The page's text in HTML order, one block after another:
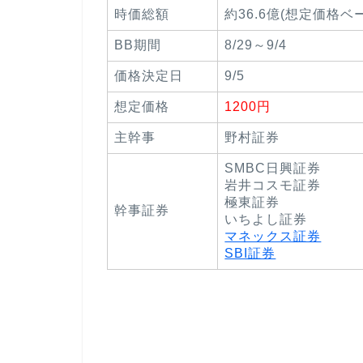
時価総額 約36.6億(想定価格ベ
BB期間 8/29～9/4
価格決定日 9/5
想定価格 1200円
主幹事 野村証券
幹事証券
SMBC日興証券
岩井コスモ証券
極東証券
いちよし証券
マネックス証券
SBI証券